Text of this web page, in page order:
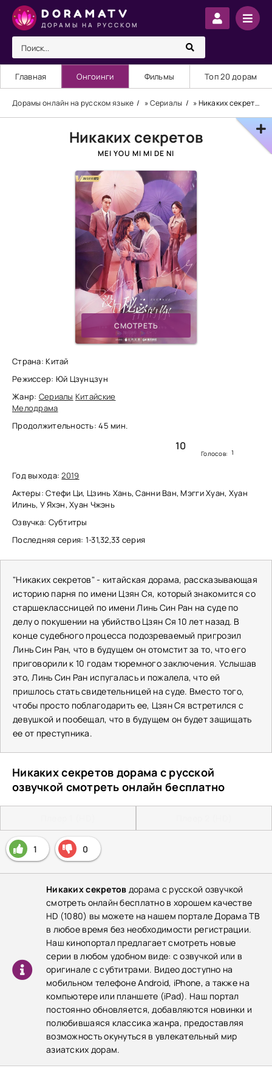
DORAMATV
ДОРАМЫ НА РУССКОМ
Главная Онгоинги Фильмы Топ 20 дорам
Дорамы онлайн на русском языке »Сериалы » Никаких секретов
Никаких секретов
MEI YOU MI MI DE NI
СМОТРЕТЬ
Страна: Китай
Режиссер: Юй Цзунцзун
Жанр: Сериалы Китайские
Мелодрама
Продолжительность: 45 мин.
10
Голосов: 1
Год выхода:2019
Актеры: Стефи Ци, Цзинь Хань, Санни Ван, Мэгги Хуан, Хуан
Илинь, У Яхэн, Хуан Чжэнь
Озвучка: Субтитры
Последняя серия: 1-31,32,33 серия
"Никаких секретов" - китайская дорама, рассказывающая
историю парня по имени Цзян Ся, который знакомится со
старшеклассницей по имени Линь Син Ран на суде по
делу о покушении на убийство Цзян Ся 10 лет назад. В
конце судебного процесса подозреваемый пригрозил
Линь Син Ран, что в будущем он отомстит за то, что его
приговорили к 10 годам тюремного заключения. Услышав
это, Линь Син Ран испугалась и пожалела, что ей
пришлось стать свидетельницей на суде. Вместо того,
чтобы просто поблагодарить ее, Цзян Ся встретился с
девушкой и пообещал, что в будущем он будет защищать
ее от преступника.
Никаких секретов дорама с русской
озвучкой смотреть онлайн бесплатно
1 0
Никаких секретов дорама с русской озвучкой
смотреть онлайн бесплатно в хорошем качестве
HD (1080) вы можете на нашем портале Дорама ТВ
в любое время без необходимости регистрации.
Наш кинопортал предлагает смотреть новые
серии в любом удобном виде: с озвучкой или в
оригинале с субтитрами. Видео доступно на
мобильном телефоне Android, iPhone, а также на
компьютере или планшете (iPad). Наш портал
постоянно обновляется, добавляются новинки и
полюбившаяся классика жанра, предоставляя
возможность окунуться в увлекательный мир
азиатских дорам.